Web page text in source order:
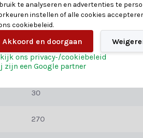
uitstraling doordat de takjes dicht op
zeer realistische, levensechte uitstraling.
de voordelen van beide: de realistische
6150537073078
Icelandic
30
270
te analyseren en advertenties te
instellen of alle cookies
cookiebeleid.
Akkoord en doorgaan
ons privacy-/cookiebeleid
zijn een Google partner